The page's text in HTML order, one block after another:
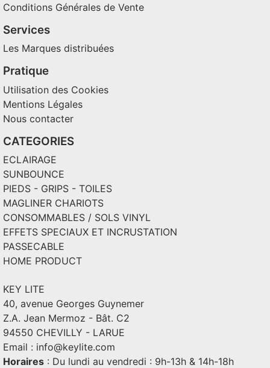
Conditions Générales de Vente
Services
Les Marques distribuées
Pratique
Utilisation des Cookies
Mentions Légales
Nous contacter
CATEGORIES
ECLAIRAGE
SUNBOUNCE
PIEDS - GRIPS - TOILES
MAGLINER CHARIOTS
CONSOMMABLES / SOLS VINYL
EFFETS SPECIAUX ET INCRUSTATION
PASSECABLE
HOME PRODUCT
KEY LITE
40, avenue Georges Guynemer
Z.A. Jean Mermoz - Bât. C2
94550 CHEVILLY - LARUE
Email : info@keylite.com
Horaires : Du lundi au vendredi : 9h-13h & 14h-18h